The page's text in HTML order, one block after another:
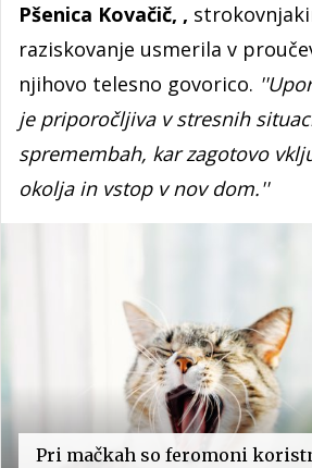
Pšenica Kovačič, ,
raziskovanje usmerila v
njihovo telesno govorico.
je priporočljiva v stresnih
spremembah, kar zagotovo
okolja in vstop v nov dom.''
Pri mačkah so feromoni